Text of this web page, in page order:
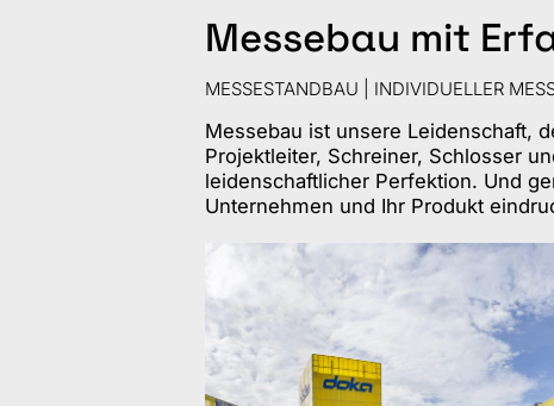
Messebau mit
MESSESTANDBAU | INDIVIDUELLER
Messebau ist unsere Leidenschaft,
Projektleiter, Schreiner, Schlosser
leidenschaftlicher Perfektion. Und
Unternehmen und Ihr Produkt